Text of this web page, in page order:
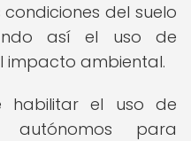
del suelo
así el uso de
impacto ambiental.
habilitar el uso de
para